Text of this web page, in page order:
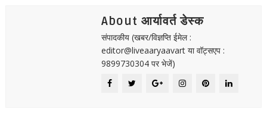
About आर्यावर्त डेस्क
संपादकीय (खबर/विज्ञप्ति ईमेल :
editor@liveaaryaavart या वॉट्सएप :
9899730304 पर भेजें)